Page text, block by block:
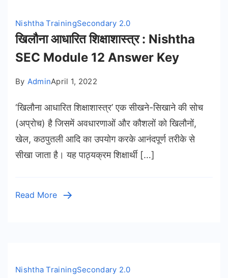
Nishtha TrainingSecondary 2.0
खिलौना आधारित शिक्षाशास्त्र : Nishtha
SEC Module 12 Answer Key
By AdminApril 1, 2022
‘खिलौना आधारित शिक्षाशास्त्र’ एक सीखने-सिखाने की सोच
(अप्रोच) है जिसमें अवधारणाओं और कौशलों को खिलौनों,
खेल, कठपुतली आदि का उपयोग करके आनंदपूर्ण तरीके से
सीखा जाता है। यह पाठ्यक्रम शिक्षार्थी […]
Read More
Nishtha TrainingSecondary 2.0